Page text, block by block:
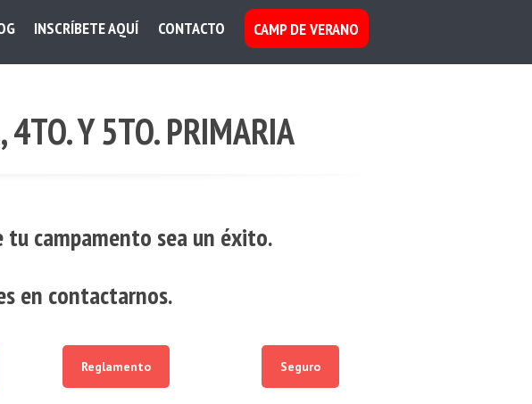
INSCRÍBETE AQUÍ CONTACTO CAMP DE VERANO
4TO. Y 5TO. PRIMARIA
campamento sea un éxito.
en contactarnos.
Reglamento Seguro